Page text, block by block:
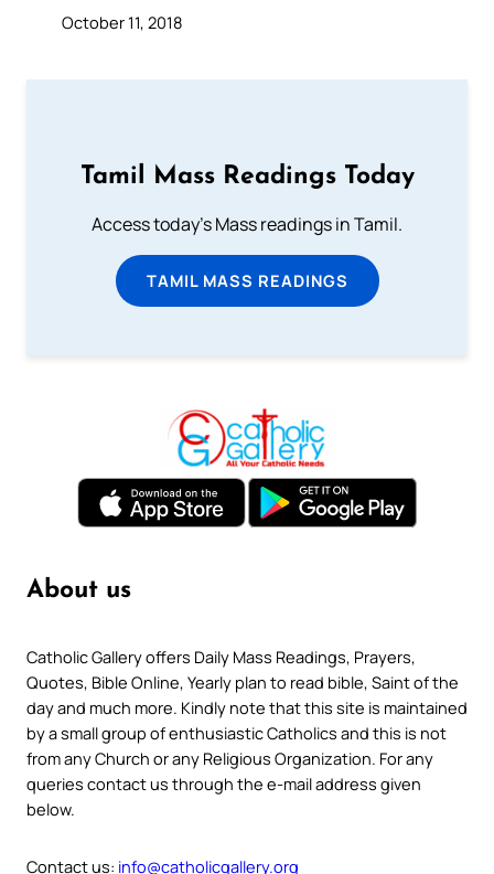
October 11, 2018
Tamil Mass Readings Today
Access today's Mass readings in Tamil.
TAMIL MASS READINGS
About us
Catholic Gallery offers Daily Mass Readings, Prayers,
Quotes, Bible Online, Yearly plan to read bible, Saint of the
day and much more. Kindly note that this site is maintained
by a small group of enthusiastic Catholics and this is not
from any Church or any Religious Organization. For any
queries contact us through the e-mail address given
below.
Contact us: info@catholicgallery.org